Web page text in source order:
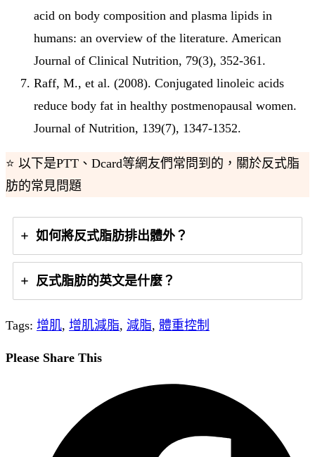
acid on body composition and plasma lipids in
humans: an overview of the literature. American
Journal of Clinical Nutrition, 79(3), 352-361.
Raff, M., et al. (2008). Conjugated linoleic acids
reduce body fat in healthy postmenopausal women.
Journal of Nutrition, 139(7), 1347-1352.
⭐ 以下是PTT、Dcard等網友們常問到的，關於反式脂
肪的常見問題
如何將反式脂肪排出體外？
反式脂肪的英文是什麼？
Tags: 增肌, 增肌減脂, 減脂, 體重控制
Please Share This